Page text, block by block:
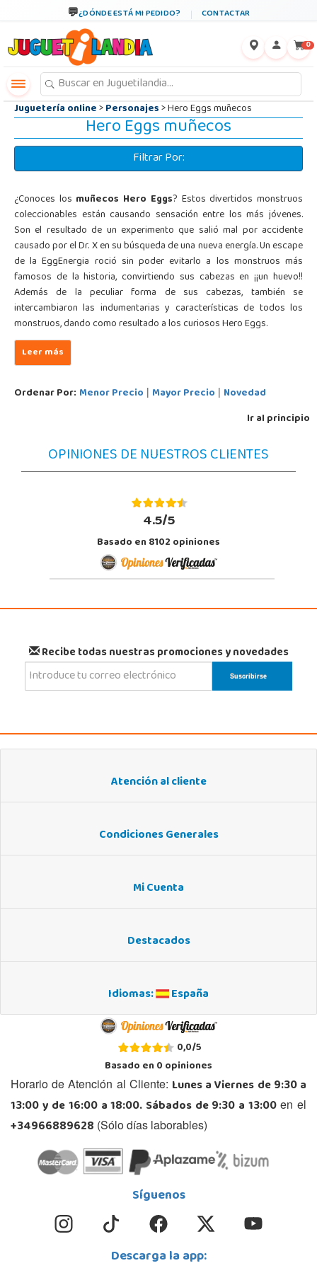
¿DÓNDE ESTÁ MI PEDIDO? CONTACTAR
0
Juguetería online>Personajes> Hero Eggs muñecos
Hero Eggs muñecos
Filtrar Por:
¿Conoces los muñecos Hero Eggs? Estos divertidos monstruos
coleccionables están causando sensación entre los más jóvenes.
Son el resultado de un experimento que salió mal por accidente
causado por el Dr. X en su búsqueda de una nueva energía. Un escape
de la EggEnergia roció sin poder evitarlo a los monstruos más
famosos de la historia, convirtiendo sus cabezas en ¡¡un huevo!!
Además de la peculiar forma de sus cabezas, también se
intercambiaron las indumentarias y características de todos los
monstruos, dando como resultado a los curiosos Hero Eggs.
Ordenar Por: Menor Precio | Mayor Precio | Novedad
Ir al principio
OPINIONES DE NUESTROS CLIENTES
4.5/5
Basado en 8102 opiniones
Recibe todas nuestras promociones y novedades
Atención al cliente
Condiciones Generales
Mi Cuenta
Destacados
Idiomas: España
0,0/5
Basado en0opiniones
Horario de Atención al Cliente: Lunes a Viernes de 9:30 a
13:00 y de 16:00 a 18:00. Sábados de 9:30 a 13:00en el
+34966889628 (Sólo días laborables)
Síguenos
Descarga la app: